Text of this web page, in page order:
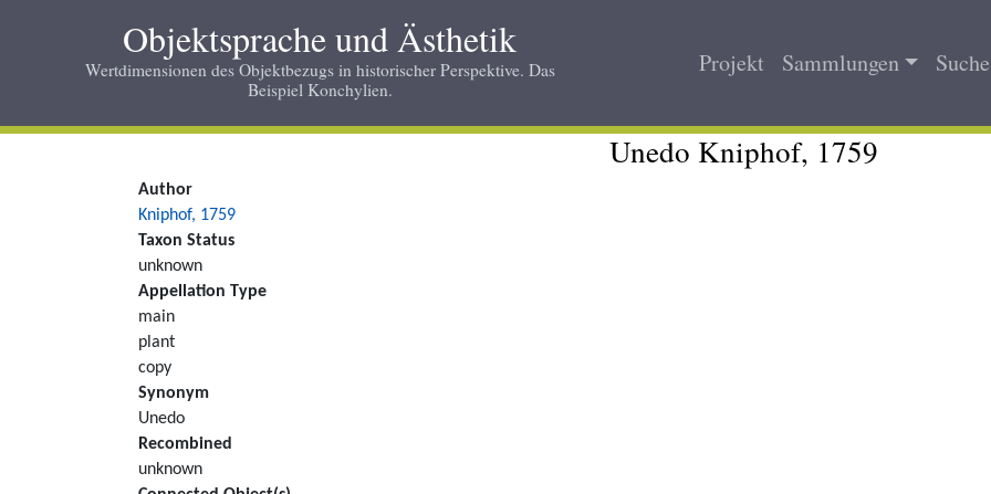
Objektsprache und Ästhetik
Wertdimensionen des Objektbezugs in historischer Perspektive. Das
Beispiel Konchylien.
Main
Projekt Sammlungen
Unedo Kniphof, 1759
Author
Kniphof, 1759
Taxon Status
unknown
Appellation Type
main
plant
copy
Synonym
Unedo
Recombined
unknown